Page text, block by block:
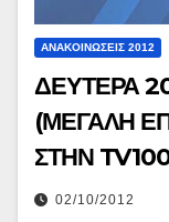
ΑΝΑΚΟΙΝΏΣΕΙΣ 2012
ΔΕΥΤΕΡΑ
(ΜΕΓΑΛΗ
ΣΤΗΝ
02/10/2012